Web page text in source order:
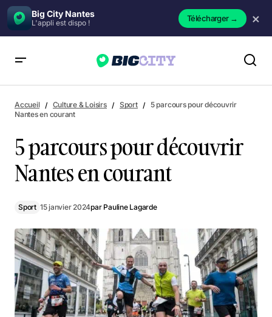
Big City Nantes
L'appli est dispo ! Télécharger→ ×
Accueil Culture & Loisirs Sport
5 parcours pour découvrir
Nantes en courant
5 parcours pour découvrir
Nantes en courant
Sport 15 janvier 2024par Pauline Lagarde